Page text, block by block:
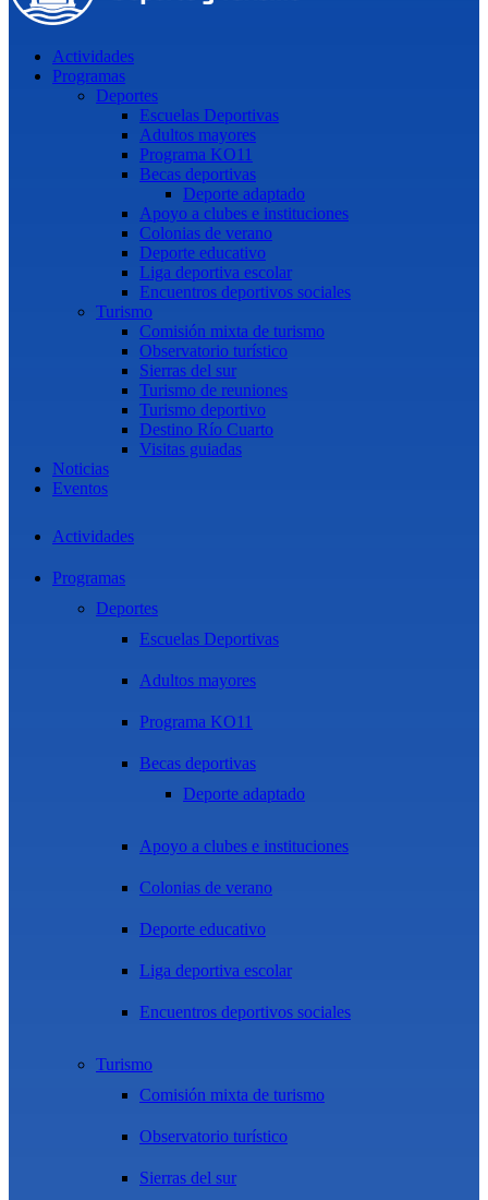
Actividades
Programas
Deportes
Escuelas Deportivas
Adultos mayores
Programa KO11
Becas deportivas
Deporte adaptado
Apoyo a clubes e instituciones
Colonias de verano
Deporte educativo
Liga deportiva escolar
Encuentros deportivos sociales
Turismo
Comisión mixta de turismo
Observatorio turístico
Sierras del sur
Turismo de reuniones
Turismo deportivo
Destino Río Cuarto
Visitas guiadas
Noticias
Eventos
Actividades
Programas
Deportes
Escuelas Deportivas
Adultos mayores
Programa KO11
Becas deportivas
Deporte adaptado
Apoyo a clubes e instituciones
Colonias de verano
Deporte educativo
Liga deportiva escolar
Encuentros deportivos sociales
Turismo
Comisión mixta de turismo
Observatorio turístico
Sierras del sur